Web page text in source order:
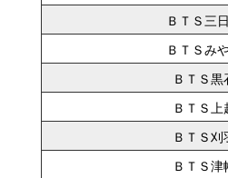
ＢＴＳ三
ＢＴＳみ
ＢＴＳ黒
ＢＴＳ上
ＢＴＳ刈
ＢＴＳ津